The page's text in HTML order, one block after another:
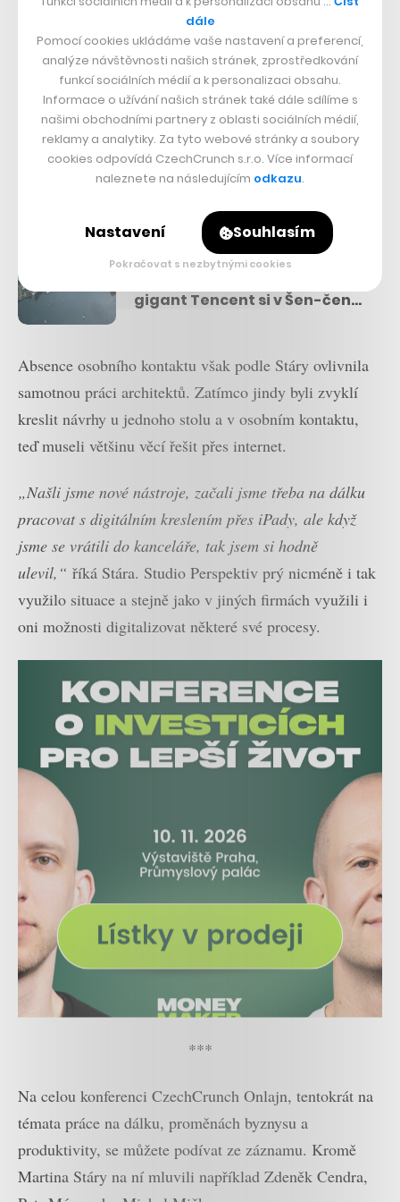
Podle Stáry ale bude akcelerovat například trend
zmenšování kanceláří, i v důsledku větší míry práce z
domova. Z dlouhodobého hlediska však doufá, že
dosavadně nastavené trendy v oblasti architektury
kanceláří spíš koronavirus neovlivní.
Přečtěte si také
Moderní urbanismus na
gigant Tencent si v Šen-čenu
Absence osobního kontaktu však podle Stáry ovlivnila
samotnou práci architektů. Zatímco jindy byli zvyklí
kreslit návrhy u jednoho stolu a v osobním kontaktu,
teď museli většinu věcí řešit přes internet.
„Našli jsme nové nástroje, začali jsme třeba na dálku
pracovat s digitálním kreslením přes iPady, ale když
jsme se vrátili do kanceláře, tak jsem si hodně
ulevil,“ říká Stára. Studio Perspektiv prý nicméně i tak
využilo situace a stejně jako v jiných firmách využili i
oni možnosti digitalizovat některé své procesy.
***
Na celou konferenci CzechCrunch Onlajn, tentokrát na
témata práce na dálku, proměnách byznysu a
produktivity, se můžete podívat ze záznamu. Kromě
Martina Stáry na ní mluvili například Zdeněk Cendra,
dále
Pomocí cookies ukládáme vaše nastavení a preferencí,
analýze návštěvnosti našich stránek, zprostředkování
funkcí sociálních médií a k personalizaci obsahu.
Informace o užívání našich stránek také dále sdílíme s
našimi obchodními partnery z oblasti sociálních médií,
reklamy a analytiky. Za tyto webové stránky a soubory
cookies odpovídá CzechCrunch s.r.o. Více informací
naleznete na následujícím odkazu.
Nastavení Souhlasím
Pokračovat s nezbytnými cookies